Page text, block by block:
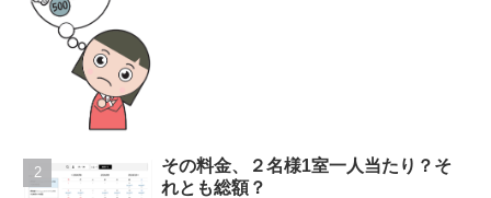
その料金、２名様1室一人当たり？そ
れとも総額？